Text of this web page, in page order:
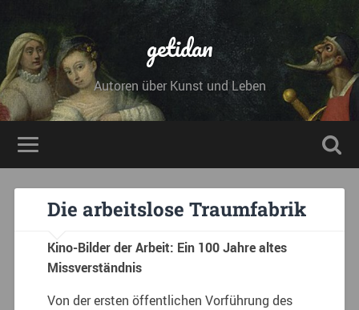
getidan
Autoren über Kunst und Leben
Die arbeitslose Traumfabrik
Kino-Bilder der Arbeit: Ein 100 Jahre altes
Missverständnis
Von der ersten öffentlichen Vorführung des